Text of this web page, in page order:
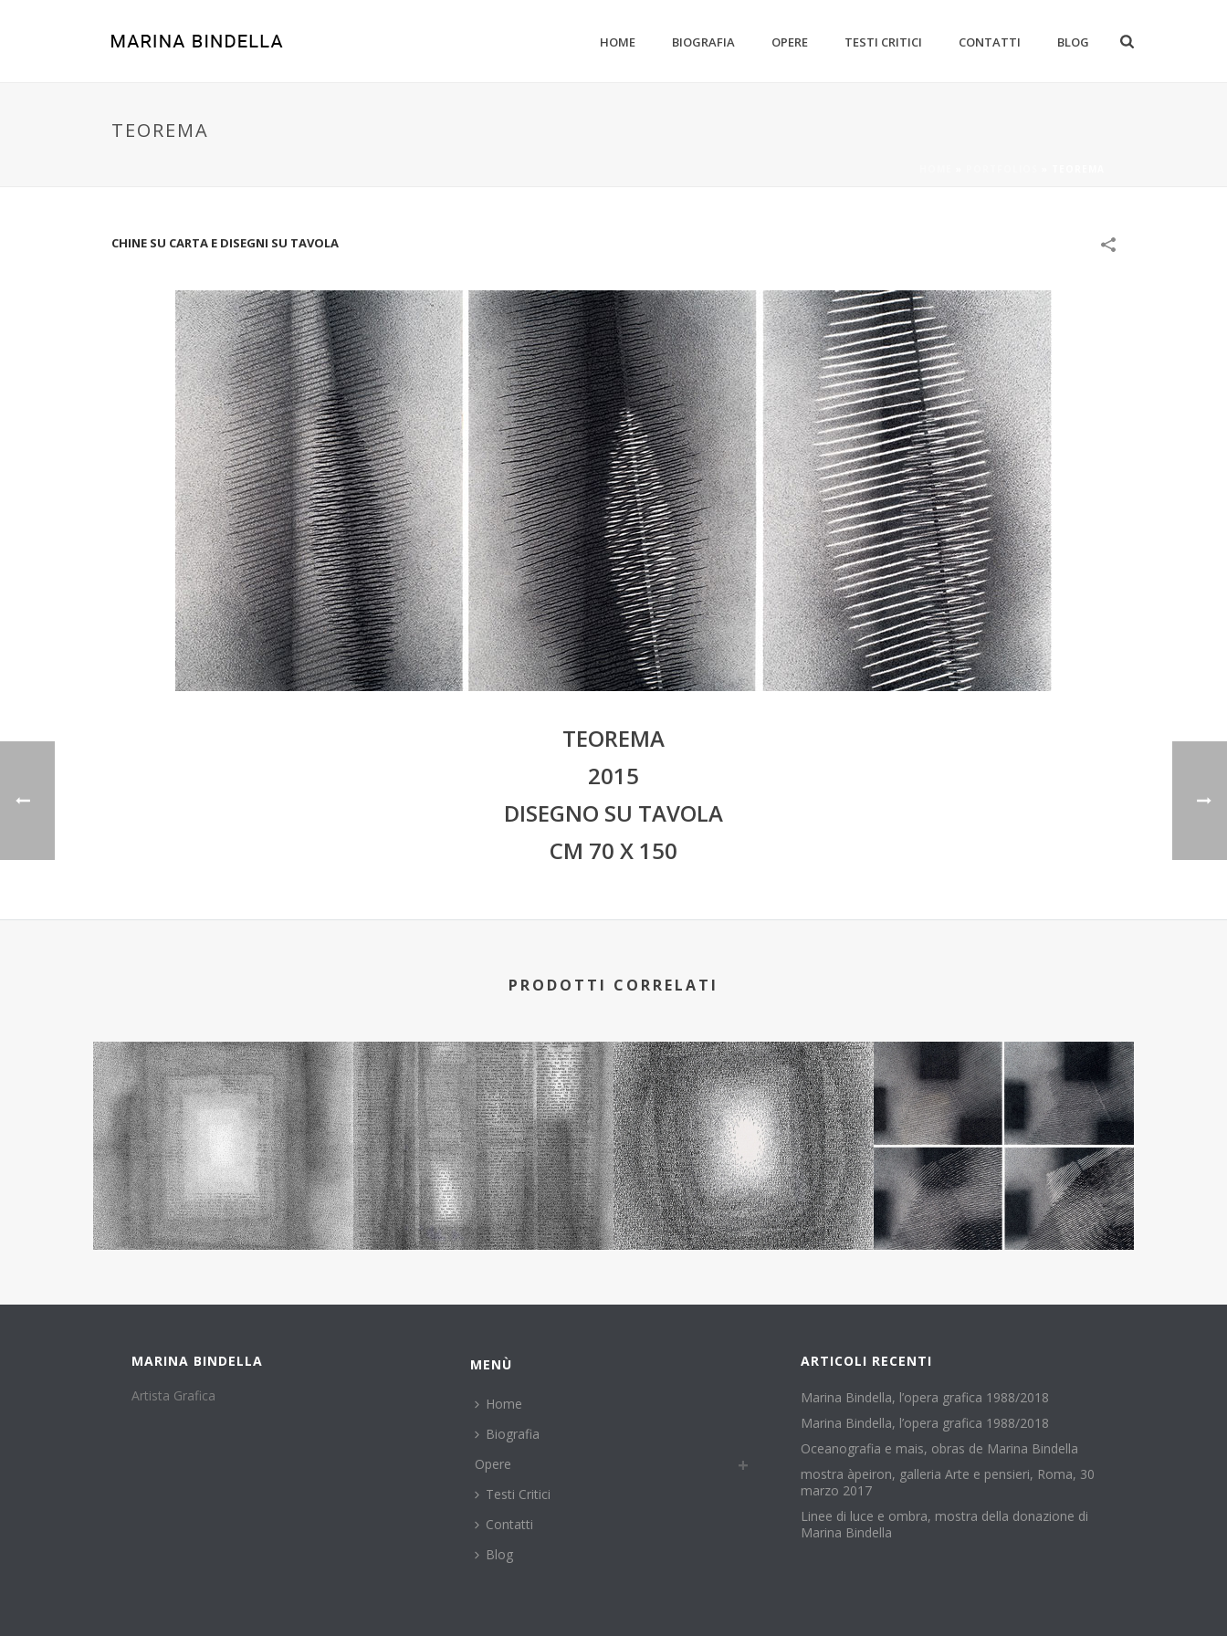
HOME BIOGRAFIA OPERE TESTI CRITICI CONTATTI BLOG
TEOREMA
CHINE SU CARTA E DISEGNI SU TAVOLA
TEOREMA
2015
DISEGNO SU TAVOLA
CM 70 X 150
PRODOTTI CORRELATI
MARINA BINDELLA
Artista Grafica
MENÙ
Home
Biografia
Opere
Testi Critici
Contatti
Blog
ARTICOLI RECENTI
Marina Bindella, l’opera grafica 1988/2018
Marina Bindella, l’opera grafica 1988/2018
Oceanografia e mais, obras de Marina Bindella
mostra àpeiron, galleria Arte e pensieri, Roma, 30
marzo 2017
Linee di luce e ombra, mostra della donazione di
Marina Bindella